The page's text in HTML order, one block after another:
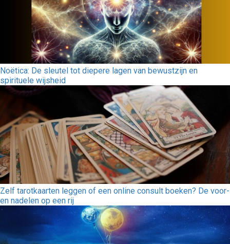
Noëtica: De sleutel tot diepere lagen van bewustzijn en
spirituele wijsheid
Zelf tarotkaarten leggen of een online consult boeken? De voor-
en nadelen op een rij